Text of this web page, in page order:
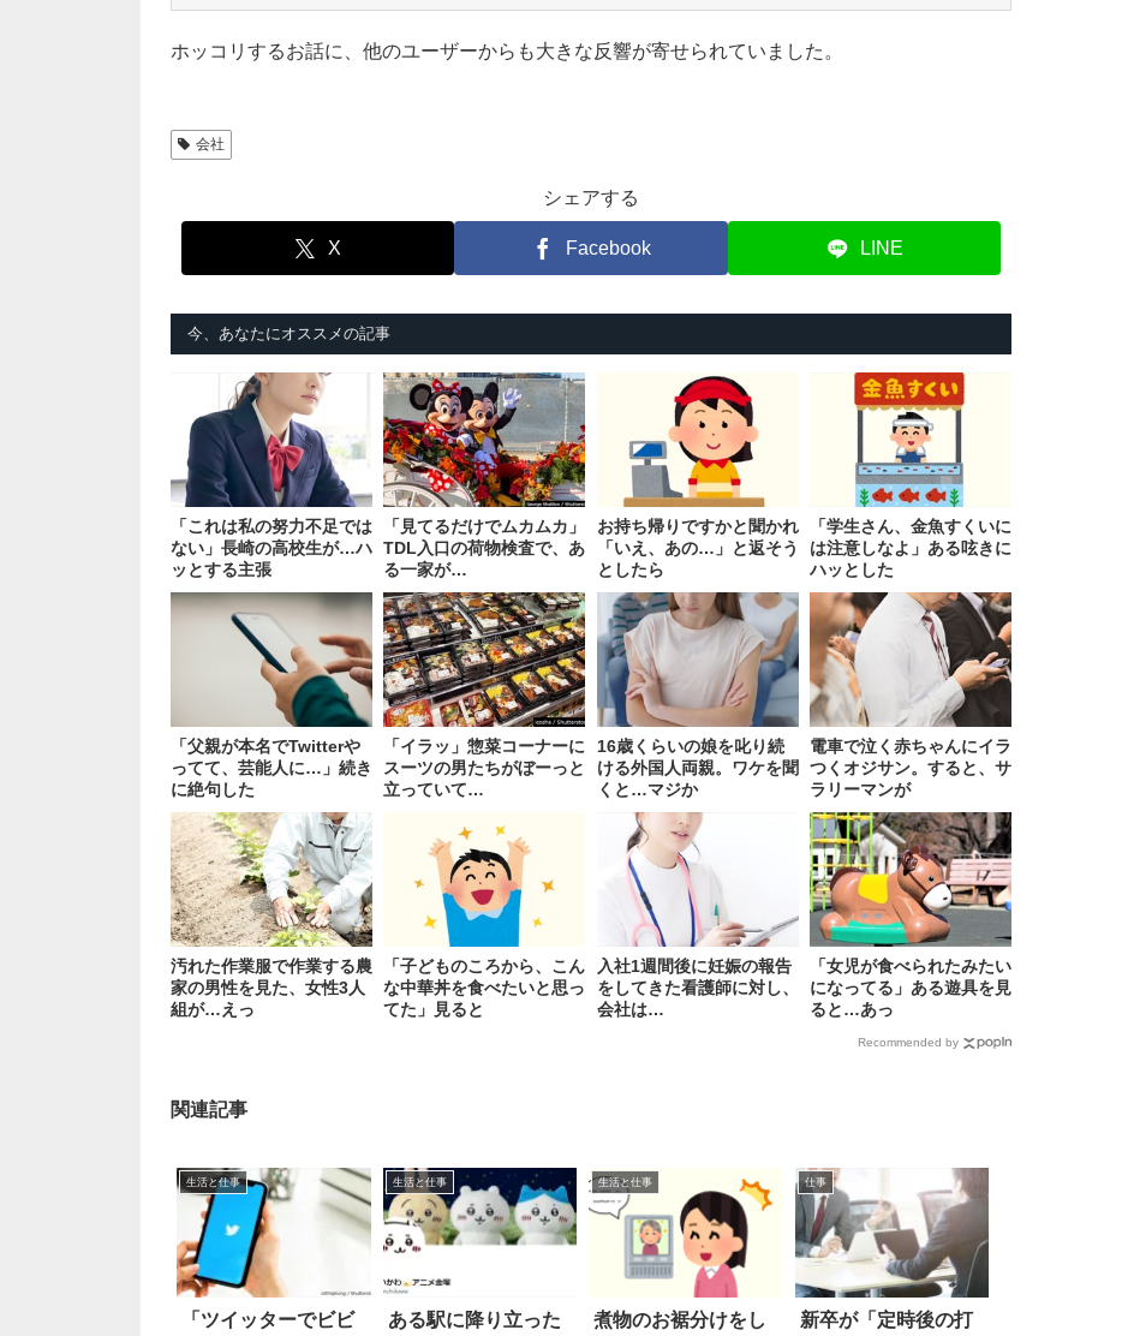
ホッコリするお話に、他のユーザーからも大きな反響が寄せられていました。
会社
シェアする
X Facebook LINE
今、あなたにオススメの記事
「これは私の努力不足では
ない」長崎の高校生が…ハ
ッとする主張
「見てるだけでムカムカ」
TDL入口の荷物検査で、あ
る一家が…
お持ち帰りですかと聞かれ
「いえ、あの…」と返そう
としたら
「学生さん、金魚すくいに
は注意しなよ」ある呟きに
ハッとした
「父親が本名でTwitterや
ってて、芸能人に…」続き
に絶句した
「イラッ」惣菜コーナーに
スーツの男たちがぼーっと
立っていて…
16歳くらいの娘を叱り続
ける外国人両親。ワケを聞
くと…マジか
電車で泣く赤ちゃんにイラ
つくオジサン。すると、サ
ラリーマンが
汚れた作業服で作業する農
家の男性を見た、女性3人
組が…えっ
「子どものころから、こん
な中華丼を食べたいと思っ
てた」見ると
入社1週間後に妊娠の報告
をしてきた看護師に対し、
会社は…
「女児が食べられたみたい
になってる」ある遊具を見
ると…あっ
Recommended by
関連記事
生活と仕事
「ツイッターでビビ
生活と仕事
ある駅に降り立った
生活と仕事
煮物のお裾分けをし
仕事
新卒が「定時後の打